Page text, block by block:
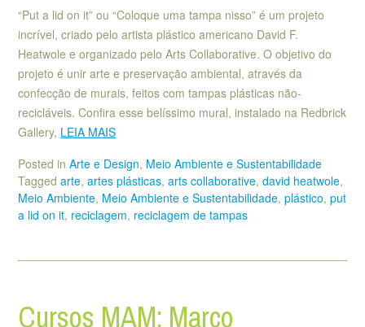
“Put a lid on it” ou “Coloque uma tampa nisso” é um projeto
incrível, criado pelo artista plástico americano David F.
Heatwole e organizado pelo Arts Collaborative. O objetivo do
projeto é unir arte e preservação ambiental, através da
confecção de murais, feitos com tampas plásticas não-
recicláveis. Confira esse belíssimo mural, instalado na Redbrick
Gallery, LEIA MAIS
Posted in Arte e Design, Meio Ambiente e Sustentabilidade
Tagged arte, artes plásticas, arts collaborative, david heatwole,
Meio Ambiente, Meio Ambiente e Sustentabilidade, plástico, put
a lid on it, reciclagem, reciclagem de tampas
Cursos MAM: Março